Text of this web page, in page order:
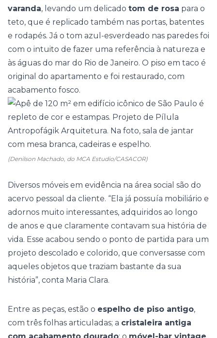
varanda, levando um delicado tom de rosa para o
teto, que é replicado também nas portas, batentes
e rodapés. Já o tom azul-esverdeado nas paredes foi
com o intuito de fazer uma referência à natureza e
às águas do mar do Rio de Janeiro. O piso em taco é
original do apartamento e foi restaurado, com
acabamento fosco.
(Denilson Machado, do MCA Estudio/CASACOR)
Diversos móveis em evidência na área social são do
acervo pessoal da cliente. “Ela já possuía mobiliário e
adornos muito interessantes, adquiridos ao longo
de anos e que claramente contavam sua história de
vida. Esse acabou sendo o ponto de partida para um
projeto descolado e colorido, que conversasse com
aqueles objetos que traziam bastante da sua
história”, conta Maria Clara.
Entre as peças, estão o espelho de piso antigo,
com três folhas articuladas; a cristaleira antiga